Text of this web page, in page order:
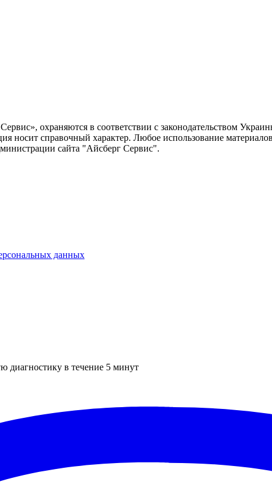
охраняются в соответствии с законодательством
носит справочный характер. Любое использование
сайта "Айсберг Сервис".
данных
диагностику в течение 5 минут